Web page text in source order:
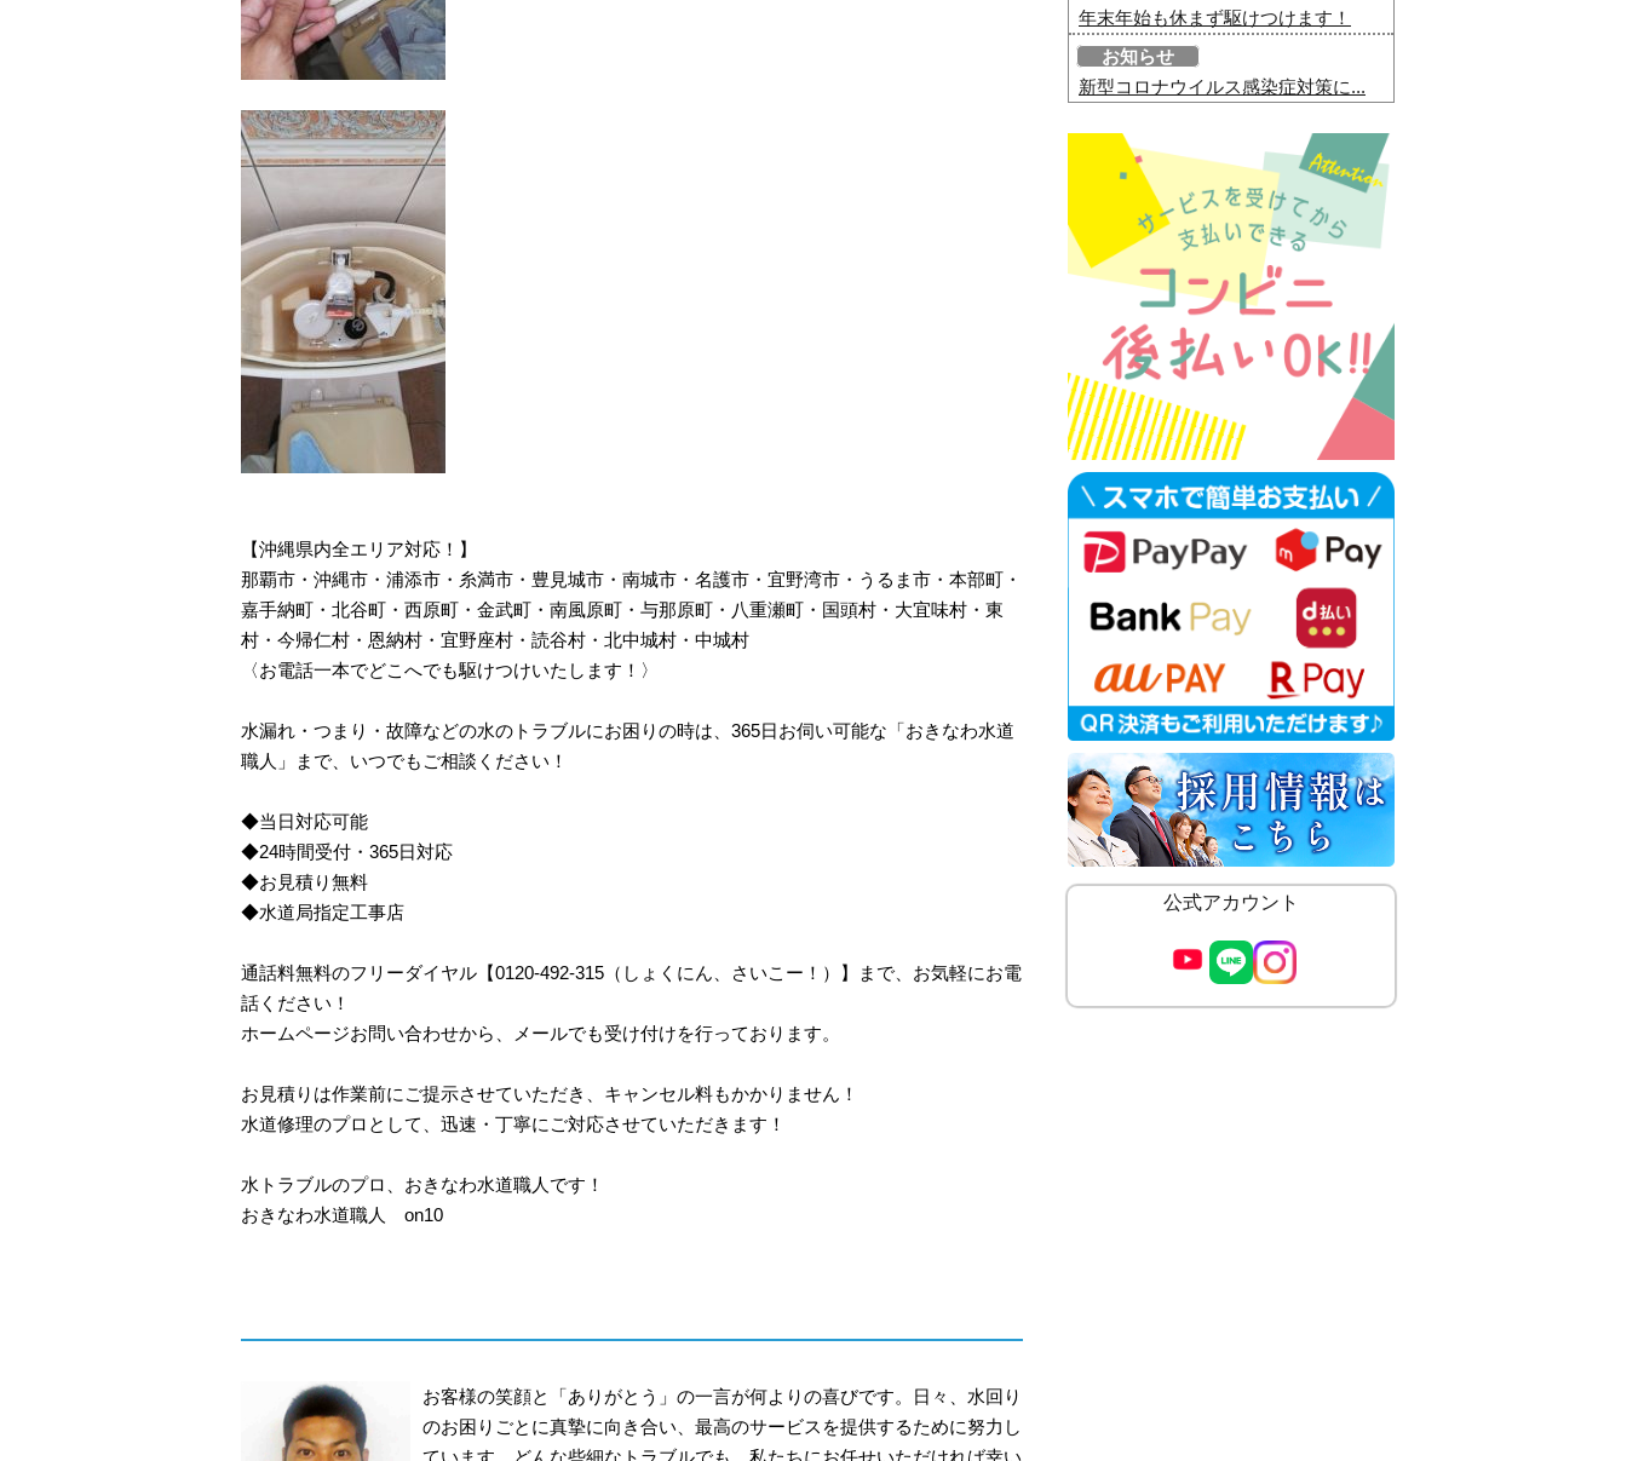
【沖縄県内全エリア対応！】
那覇市・沖縄市・浦添市・糸満市・豊見城市・南城市・名護市・宜野湾市・うるま市・本部町・
嘉手納町・北谷町・西原町・金武町・南風原町・与那原町・八重瀬町・国頭村・大宜味村・東
村・今帰仁村・恩納村・宜野座村・読谷村・北中城村・中城村
〈お電話一本でどこへでも駆けつけいたします！〉
水漏れ・つまり・故障などの水のトラブルにお困りの時は、365日お伺い可能な「おきなわ水道
職人」まで、いつでもご相談ください！
◆当日対応可能
◆24時間受付・365日対応
◆お見積り無料
◆水道局指定工事店
通話料無料のフリーダイヤル【0120-492-315（しょくにん、さいこー！）】まで、お気軽にお電
話ください！
ホームページお問い合わせから、メールでも受け付けを行っております。
お見積りは作業前にご提示させていただき、キャンセル料もかかりません！
水道修理のプロとして、迅速・丁寧にご対応させていただきます！
水トラブルのプロ、おきなわ水道職人です！
おきなわ水道職人 on10
お客様の笑顔と「ありがとう」の一言が何よりの喜びです。日々、水回り
のお困りごとに真摯に向き合い、最高のサービスを提供するために努力し
ています。どんな些細なトラブルでも、私たちにお任せいただければ幸い
年末年始も休まず駆けつけます！
お知らせ
新型コロナウイルス感染症対策に...
公式アカウント